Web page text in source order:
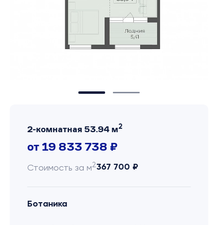
2-комнатная 53.94 м2
от 19 833 738 ₽
Стоимость за м2367 700 ₽
Ботаника